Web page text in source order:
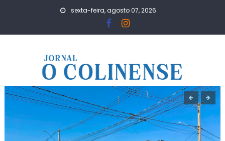
sexta-feira, agosto 07, 2026